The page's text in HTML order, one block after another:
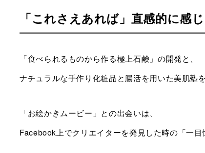
「これさえあれば」直感的に感
「食べられるものから作る極上石鹸」の開発と、
ナチュラルな手作り化粧品と腸活を用いた美肌塾
「お絵かきムービー」との出会いは、
Facebook上でクリエイターを発見した時の「一目